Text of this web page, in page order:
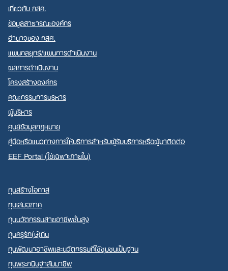
เกี่ยวกับ กสศ.
ข้อมูลสาธารณะองค์กร
อำนาจของ กสศ.
แผนกลยุทธ์/แผนการดำเนินงาน
ผลการดำเนินงาน
โครงสร้างองค์กร
คณะกรรมการบริหาร
ผู้บริหาร
ศูนย์ข้อมูลกฎหมาย
คู่มือหรือแนวทางการให้บริการสำหรับผู้รับบริการหรือผู้มาติดต่อ
EEF Portal (ใช้เฉพาะภายใน)
ทุนสร้างโอกาส
ทุนเสมอภาค
ทุนนวัตกรรมสายอาชีพชั้นสูง
ทุนครูรัก(ษ์)ถิ่น
ทุนพัฒนาอาชีพและนวัตกรรมที่ใช้ชุมชนเป็นฐาน
ทุนพระกนิษฐาสัมมาชีพ